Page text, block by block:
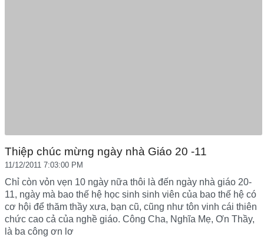
Thiệp chúc mừng ngày nhà Giáo 20 -11
11/12/2011 7:03:00 PM
Chỉ còn vỏn vẹn 10 ngày nữa thôi là đến ngày nhà giáo 20-
11, ngày mà bao thế hệ học sinh sinh viên của bao thế hệ có
cơ hội để thăm thầy xưa, bạn cũ, cũng như tôn vinh cái thiên
chức cao cả của nghề giáo. Công Cha, Nghĩa Mẹ, Ơn Thầy,
là ba công ơn lơ